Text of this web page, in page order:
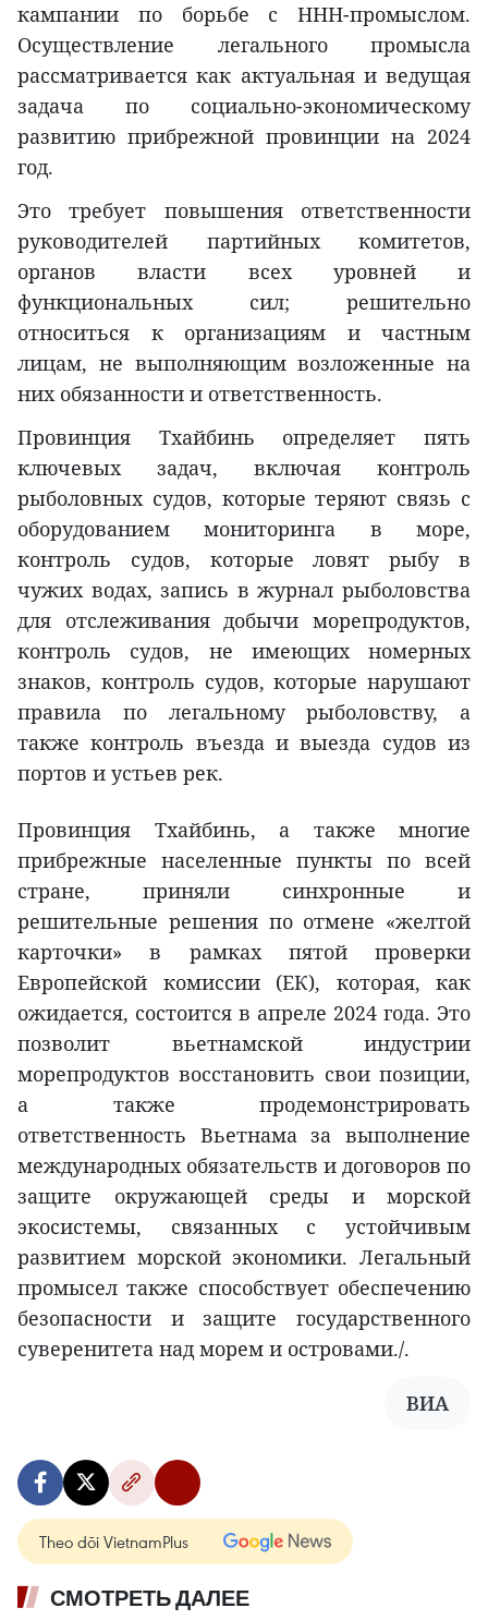
кампании по борьбе с ННН-промыслом.
Осуществление легального промысла
рассматривается как актуальная и ведущая
задача по социально-экономическому
развитию прибрежной провинции на 2024
год.
Это требует повышения ответственности
руководителей партийных комитетов,
органов власти всех уровней и
функциональных сил; решительно
относиться к организациям и частным
лицам, не выполняющим возложенные на
них обязанности и ответственность.
Провинция Тхайбинь определяет пять
ключевых задач, включая контроль
рыболовных судов, которые теряют связь с
оборудованием мониторинга в море,
контроль судов, которые ловят рыбу в
чужих водах, запись в журнал рыболовства
для отслеживания добычи морепродуктов,
контроль судов, не имеющих номерных
знаков, контроль судов, которые нарушают
правила по легальному рыболовству, а
также контроль въезда и выезда судов из
портов и устьев рек.
Провинция Тхайбинь, а также многие
прибрежные населенные пункты по всей
стране, приняли синхронные и
решительные решения по отмене «желтой
карточки» в рамках пятой проверки
Европейской комиссии (ЕК), которая, как
ожидается, состоится в апреле 2024 года. Это
позволит вьетнамской индустрии
морепродуктов восстановить свои позиции,
а также продемонстрировать
ответственность Вьетнама за выполнение
международных обязательств и договоров по
защите окружающей среды и морской
экосистемы, связанных с устойчивым
развитием морской экономики. Легальный
промысел также способствует обеспечению
безопасности и защите государственного
суверенитета над морем и островами./.
ВИА
Theo dõi VietnamPlus
СМОТРЕТЬ ДАЛЕЕ